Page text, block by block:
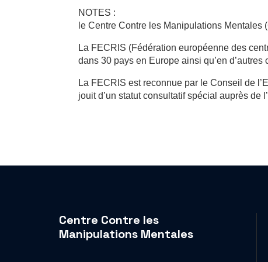
NOTES :
le Centre Contre les Manipulations Mentales
La FECRIS (Fédération européenne des
dans 30 pays en Europe ainsi qu’en d’autres
La FECRIS est reconnue par le Conseil de
jouit d’un statut consultatif spécial auprès de
Centre Contre les
Manipulations Mentales